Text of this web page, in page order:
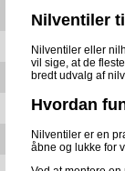
Nilventiler
Nilventiler eller
vil sige, at de
bredt udvalg af
Hvordan
Nilventiler er en
åbne og lukke for